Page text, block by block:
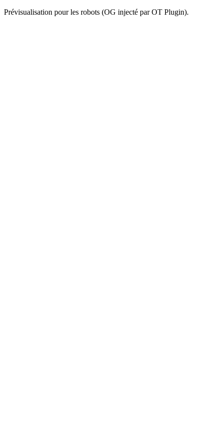
Prévisualisation pour les robots (OG injecté par OT Plugin).